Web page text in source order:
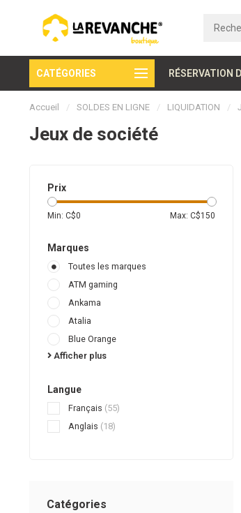
CATÉGORIES RÉSERVATION
Paiement sécurisé
Accueil / SOLDES EN LIGNE / LIQUIDATION /
Jeux de société
Prix
Min: C$0 Max: C$150
Marques
Toutes les marques
ATM gaming
Ankama
Atalia
Blue Orange
Afficher plus
Langue
Français (55)
Anglais (18)
Catégories